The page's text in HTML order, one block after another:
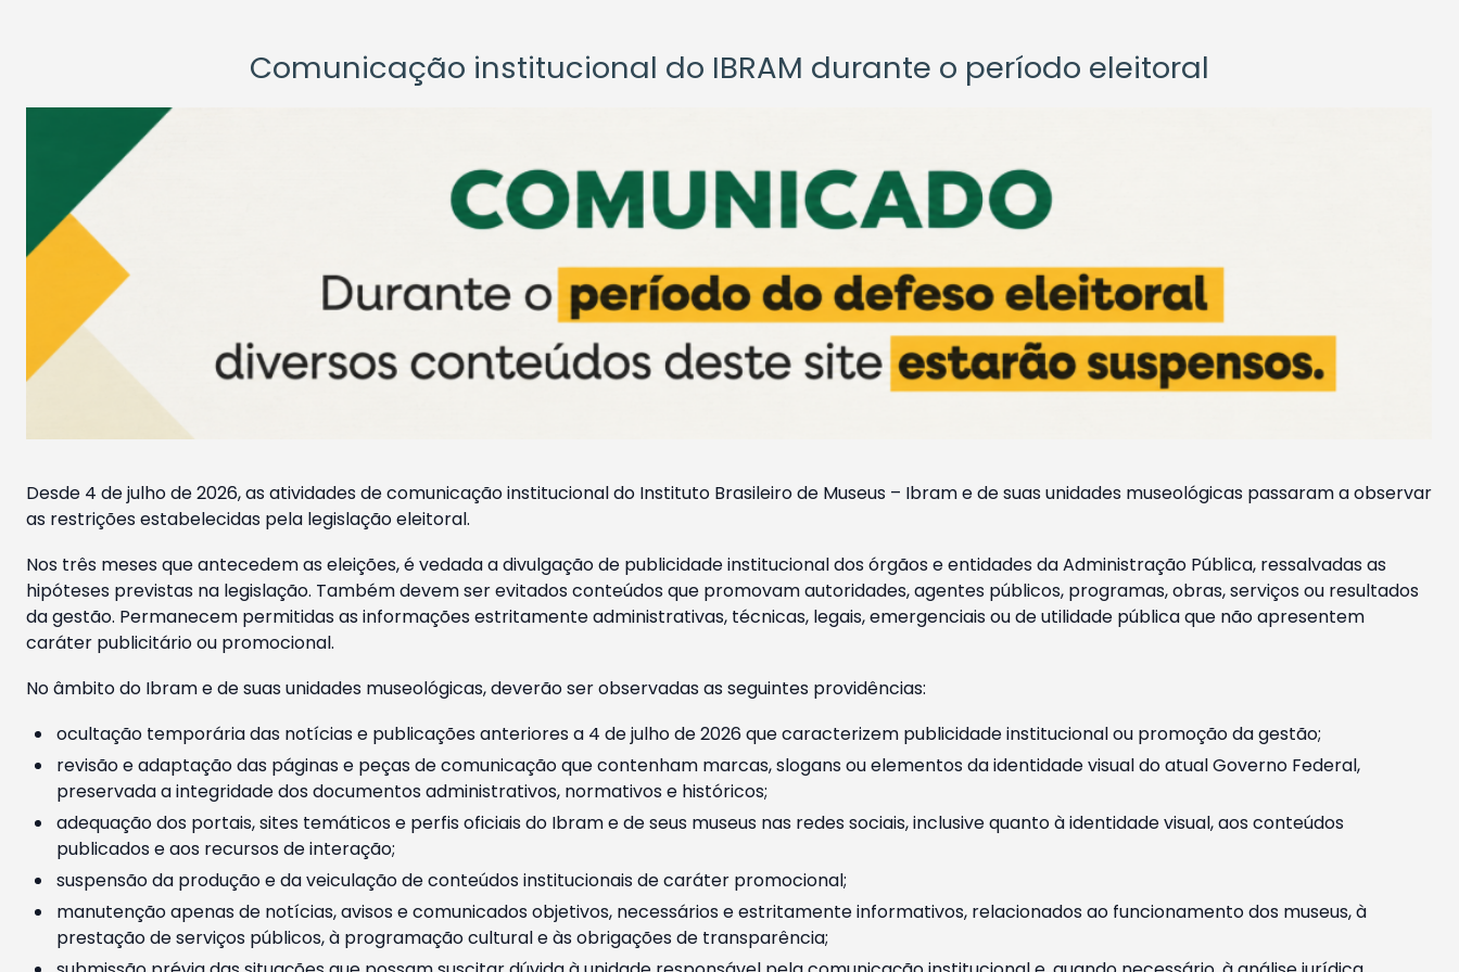
Comunicação institucional do IBRAM durante o período eleitoral
Desde 4 de julho de 2026, as atividades de comunicação institucional do Instituto Brasileiro de Museus – Ibram e de suas unidades museológicas passaram a observar
as restrições estabelecidas pela legislação eleitoral.
Nos três meses que antecedem as eleições, é vedada a divulgação de publicidade institucional dos órgãos e entidades da Administração Pública, ressalvadas as
hipóteses previstas na legislação. Também devem ser evitados conteúdos que promovam autoridades, agentes públicos, programas, obras, serviços ou resultados
da gestão. Permanecem permitidas as informações estritamente administrativas, técnicas, legais, emergenciais ou de utilidade pública que não apresentem
caráter publicitário ou promocional.
No âmbito do Ibram e de suas unidades museológicas, deverão ser observadas as seguintes providências:
ocultação temporária das notícias e publicações anteriores a 4 de julho de 2026 que caracterizem publicidade institucional ou promoção da gestão;
revisão e adaptação das páginas e peças de comunicação que contenham marcas, slogans ou elementos da identidade visual do atual Governo Federal,
preservada a integridade dos documentos administrativos, normativos e históricos;
adequação dos portais, sites temáticos e perfis oficiais do Ibram e de seus museus nas redes sociais, inclusive quanto à identidade visual, aos conteúdos
publicados e aos recursos de interação;
suspensão da produção e da veiculação de conteúdos institucionais de caráter promocional;
manutenção apenas de notícias, avisos e comunicados objetivos, necessários e estritamente informativos, relacionados ao funcionamento dos museus, à
prestação de serviços públicos, à programação cultural e às obrigações de transparência;